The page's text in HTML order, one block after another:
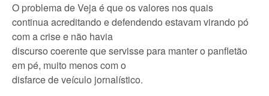
O problema de Veja é que os valores nos quais
continua acreditando e defendendo estavam virando pó
com a crise e não havia
discurso coerente que servisse para manter o panfletão
em pé, muito menos com o
disfarce de veículo jornalístico.